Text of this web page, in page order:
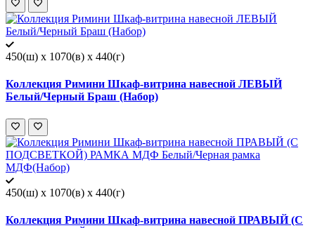
450(ш) x 1070(в) x 440(г)
Коллекция Римини Шкаф-витрина навесной ЛЕВЫЙ
Белый/Черный Браш (Набор)
450(ш) x 1070(в) x 440(г)
Коллекция Римини Шкаф-витрина навесной ПРАВЫЙ (С